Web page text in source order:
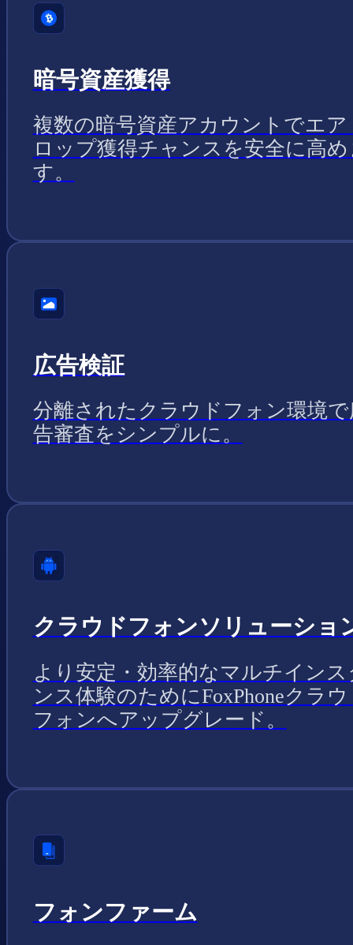
暗号資産獲得
複数の暗号資産アカウントでエア
ロップ獲得チャンスを安全に高め
す。
広告検証
分離されたクラウドフォン環境で
告審査をシンプルに。
クラウドフォンソリューショ
より安定・効率的なマルチインス
ンス体験のためにFoxPhoneクラ
フォンへアップグレード。
フォンファーム